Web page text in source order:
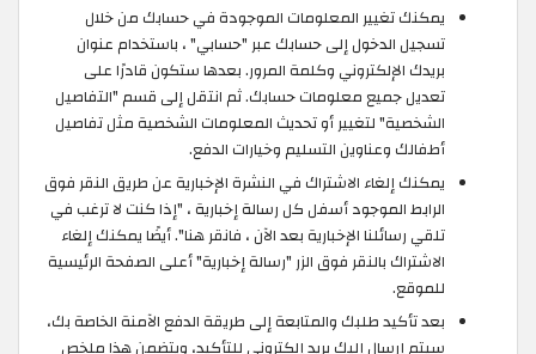
يمكنك تغيير المعلومات الموجودة في حسابك من خلال
تسجيل الدخول إلى حسابك عبر "حسابي" ، باستخدام عنوان
بريدك الإلكتروني وكلمة المرور. بعدها ستكون قادرًا على
تعديل جميع معلومات حسابك. ثم انتقل إلى قسم "التفاصيل
الشخصية" لتغيير أو تحديث المعلومات الشخصية مثل تفاصيل
أطفالك وعناوين التسليم وخيارات الدفع.
يمكنك إلغاء الاشتراك في النشرة الإخبارية عن طريق النقر فوق
الرابط الموجود أسفل كل رسالة إخبارية ، "إذا كنت لا ترغب في
تلقي رسائلنا الإخبارية بعد الآن ، فانقر هنا". أيضًا يمكنك إلغاء
الاشتراك بالنقر فوق الزر "رسالة إخبارية" أعلى الصفحة الرئيسية
للموقع.
بعد تأكيد طلبك والمتابعة إلى طريقة الدفع الآمنة الخاصة بك،
سيتم إرسال إليك بريد إلكتروني للتأكيد، ويتضمن هذا ملخص